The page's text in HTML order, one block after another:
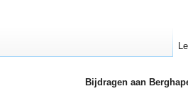
Bijdragen aan